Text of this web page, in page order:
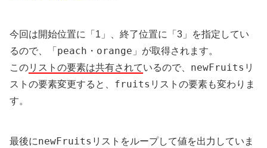
今回は開始位置に「1」、終了位置に「3」を指定してい
るので、「 peach・orange 」が取得されます。
このリストの要素は共有されているので、 newFruits リ
ストの要素変更すると、 fruits リストの要素も変わりま
す。
最後にnewFruits リストをループして値を出力していま